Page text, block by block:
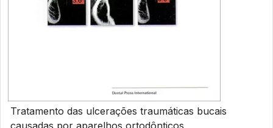
Tratamento das ulcerações traumáticas bucais
causadas por aparelhos ortodônticos